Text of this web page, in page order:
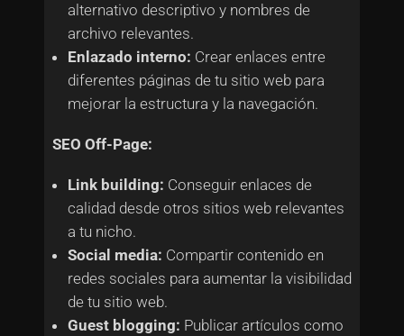
alternativo descriptivo y nombres de
archivo relevantes.
Enlazado interno: Crear enlaces entre
diferentes páginas de tu sitio web para
mejorar la estructura y la navegación.
SEO Off-Page:
Link building: Conseguir enlaces de
calidad desde otros sitios web relevantes
a tu nicho.
Social media: Compartir contenido en
redes sociales para aumentar la visibilidad
de tu sitio web.
Guest blogging: Publicar artículos como